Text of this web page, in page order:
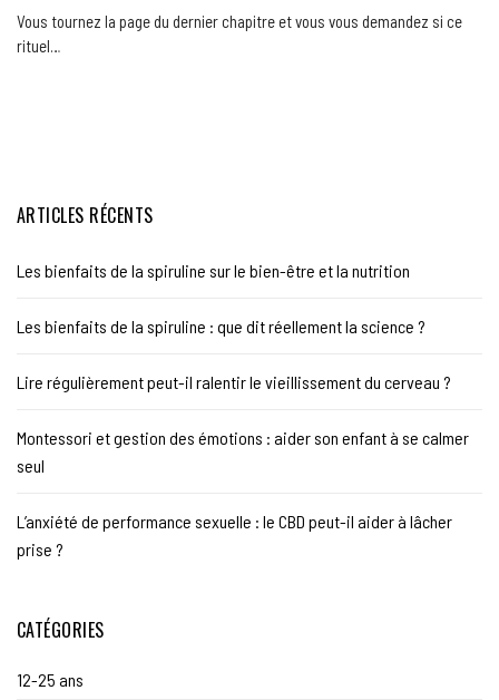
Vous tournez la page du dernier chapitre et vous vous demandez si ce
rituel…
ARTICLES RÉCENTS
Les bienfaits de la spiruline sur le bien-être et la nutrition
Les bienfaits de la spiruline : que dit réellement la science ?
Lire régulièrement peut-il ralentir le vieillissement du cerveau ?
Montessori et gestion des émotions : aider son enfant à se calmer
seul
L’anxiété de performance sexuelle : le CBD peut-il aider à lâcher
prise ?
CATÉGORIES
12-25 ans